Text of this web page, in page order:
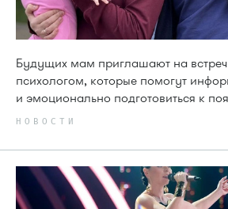
Будущих мам приглашают на
психологом, которые помогут
и эмоционально подготовиться к
НОВОСТИ